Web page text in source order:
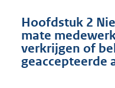
Hoofdstuk 2
mate
verkrijgen of
geaccepteerde